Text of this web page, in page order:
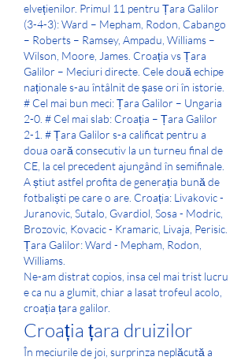
elvețienilor. Primul 11 pentru Țara Galilor
(3-4-3): Ward – Mepham, Rodon, Cabango
– Roberts – Ramsey, Ampadu, Williams –
Wilson, Moore, James. Croația vs Țara
Galilor – Meciuri directe. Cele două echipe
naționale s-au întâlnit de șase ori în istorie.
# Cel mai bun meci: Țara Galilor – Ungaria
2-0. # Cel mai slab: Croația – Țara Galilor
2-1. # Țara Galilor s-a calificat pentru a
doua oară consecutiv la un turneu final de
CE, la cel precedent ajungând în semifinale.
A știut astfel profita de generația bună de
fotbaliști pe care o are. Croația: Livakovic -
Juranovic, Sutalo, Gvardiol, Sosa - Modric,
Brozovic, Kovacic - Kramaric, Livaja, Perisic.
Țara Galilor: Ward - Mepham, Rodon,
Williams.
Ne-am distrat copios, insa cel mai trist lucru
e ca nu a glumit, chiar a lasat trofeul acolo,
croația țara galilor.
Croația țara druizilor
În meciurile de joi, surprinza neplăcută a